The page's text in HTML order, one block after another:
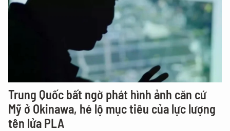
Trung Quốc bất ngờ phát hình ảnh căn cứ
Mỹ ở Okinawa, hé lộ mục tiêu của lực lượng
tên lửa PLA